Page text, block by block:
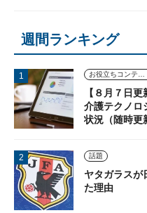
週間ランキング
お役立ちコンテンツ
【８月７日
介護テクノ
状況（随時更
話題
ヤタガラスが
た理由